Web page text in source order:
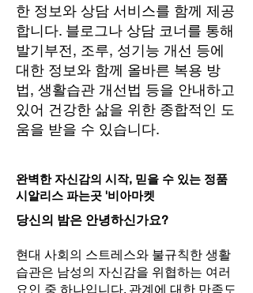
한 정보와 상담 서비스를 함께 제공
합니다. 블로그나 상담 코너를 통해
발기부전, 조루, 성기능 개선 등에
대한 정보와 함께 올바른 복용 방
법, 생활습관 개선법 등을 안내하고
있어 건강한 삶을 위한 종합적인 도
움을 받을 수 있습니다.
완벽한 자신감의 시작, 믿을 수 있는 정품
시알리스 파는곳 '비아마켓
당신의 밤은 안녕하신가요?
현대 사회의 스트레스와 불규칙한 생활
습관은 남성의 자신감을 위협하는 여러
요인 중 하나입니다. 관계에 대한 만족도